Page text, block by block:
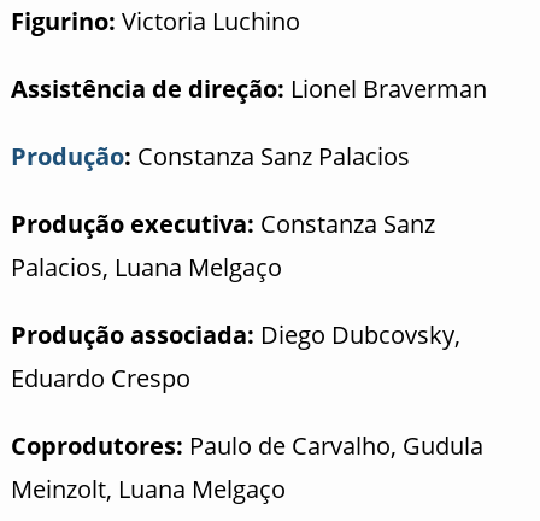
Figurino: Victoria Luchino
Assistência de direção: Lionel Braverman
Produção: Constanza Sanz Palacios
Produção executiva: Constanza Sanz
Palacios, Luana Melgaço
Produção associada: Diego Dubcovsky,
Eduardo Crespo
Coprodutores: Paulo de Carvalho, Gudula
Meinzolt, Luana Melgaço